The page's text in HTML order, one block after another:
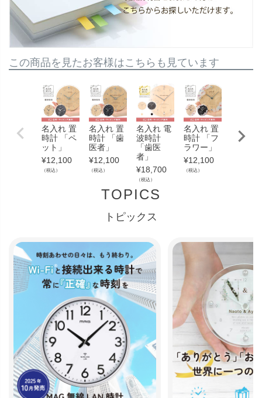
この商品を見たお客様はこちらも見ています
名入れ 置
時計 「ペ
ット」
¥12,100
（税込）
名入れ 置
時計 「歯
医者」
¥12,100
（税込）
名入れ 電
波時計
「歯医
者」
¥18,700
（税込）
名入れ 置
時計 「フ
ラワー」
¥12,100
（税込）
名入れ
時計 「
TOPICS
トピックス